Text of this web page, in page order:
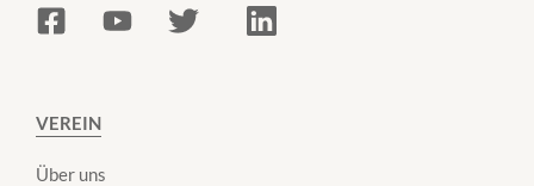
VEREIN
Über uns